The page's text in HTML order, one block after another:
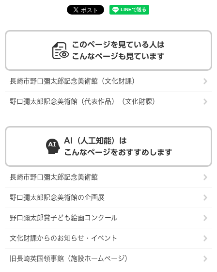
このページを見ている人は
こんなページも見ています
長崎市野口彌太郎記念美術館（文化財課）
野口彌太郎記念美術館（代表作品）（文化財課）
AI（人工知能）は
こんなページをおすすめします
長崎市野口彌太郎記念美術館
野口彌太郎記念美術館の企画展
野口彌太郎賞子ども絵画コンクール
文化財課からのお知らせ・イベント
旧長崎英国領事館（施設ホームページ）